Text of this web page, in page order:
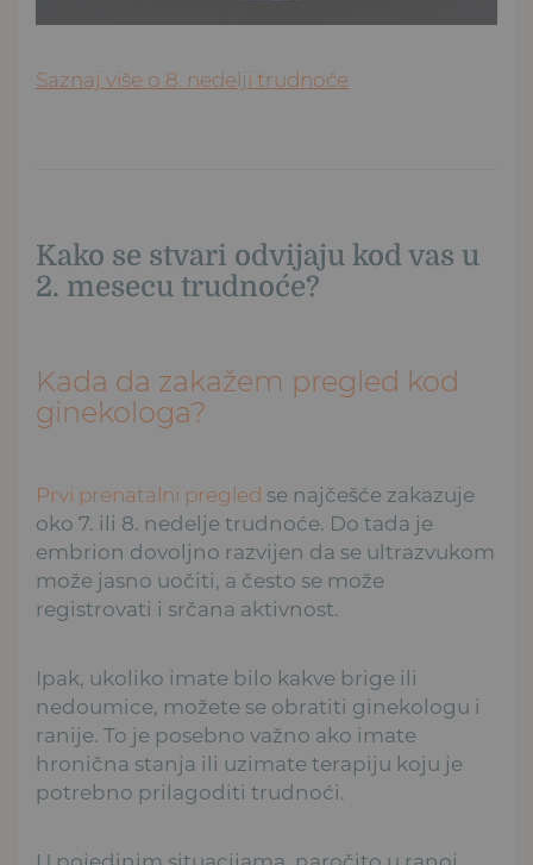
Saznaj više o 8. nedelji trudnoće
Kako se stvari odvijaju kod vas u
2. mesecu trudnoće?
Kada da zakažem pregled kod
ginekologa?
Prvi prenatalni pregled se najčešće zakazuje
oko 7. ili 8. nedelje trudnoće. Do tada je
embrion dovoljno razvijen da se ultrazvukom
može jasno uočiti, a često se može
registrovati i srčana aktivnost.
Ipak, ukoliko imate bilo kakve brige ili
nedoumice, možete se obratiti ginekologu i
ranije. To je posebno važno ako imate
hronična stanja ili uzimate terapiju koju je
potrebno prilagoditi trudnoći.